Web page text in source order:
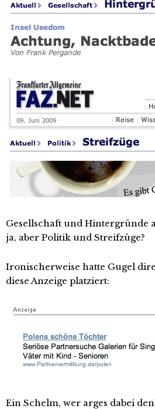
Gesellschaft und Hintergründe
ja, aber Politik und Streifzüge?
Ironischerweise hatte Gugel
diese Anzeige platziert:
Ein Schelm, wer arges dabei